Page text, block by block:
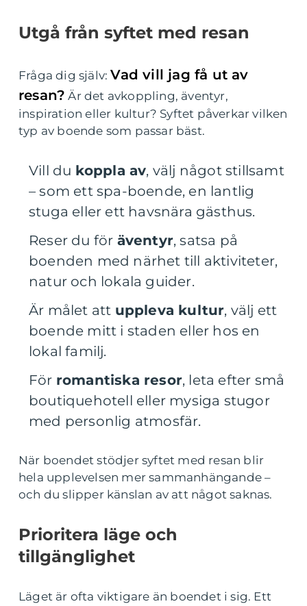
Utgå från syftet med resan
Fråga dig själv:Vad vill jag få ut av
resan? Är det avkoppling, äventyr,
inspiration eller kultur? Syftet påverkar vilken
typ av boende som passar bäst.
Vill du koppla av, välj något stillsamt
– som ett spa-boende, en lantlig
stuga eller ett havsnära gästhus.
Reser du för äventyr, satsa på
boenden med närhet till aktiviteter,
natur och lokala guider.
Är målet att uppleva kultur, välj ett
boende mitt i staden eller hos en
lokal familj.
För romantiska resor, leta efter små
boutiquehotell eller mysiga stugor
med personlig atmosfär.
När boendet stödjer syftet med resan blir
hela upplevelsen mer sammanhängande –
och du slipper känslan av att något saknas.
Prioritera läge och
tillgänglighet
Läget är ofta viktigare än boendet i sig. Ett